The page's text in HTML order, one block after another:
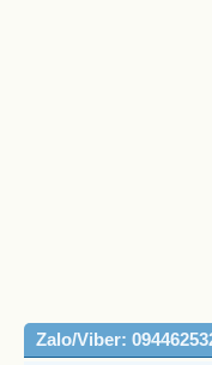
Zalo/Viber: